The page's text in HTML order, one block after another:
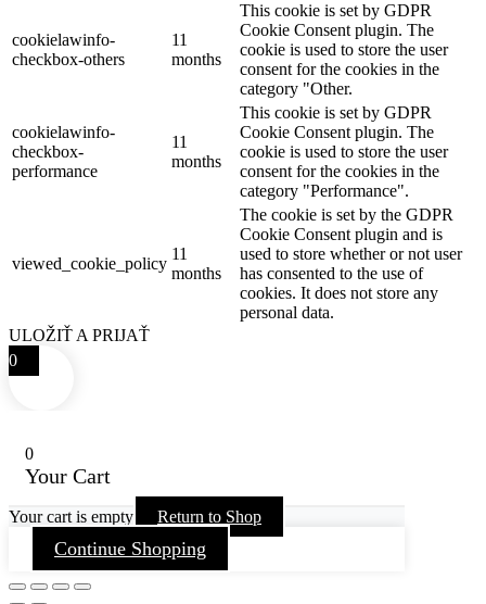
cookielawinfo-
checkbox-others
11
months
This cookie is set by GDPR
Cookie Consent plugin. The
cookie is used to store the user
consent for the cookies in the
category "Other.
cookielawinfo-
checkbox-
performance
11
months
This cookie is set by GDPR
Cookie Consent plugin. The
cookie is used to store the user
consent for the cookies in the
category "Performance".
viewed_cookie_policy
11
months
The cookie is set by the GDPR
Cookie Consent plugin and is
used to store whether or not user
has consented to the use of
cookies. It does not store any
personal data.
ULOŽIŤ A PRIJAŤ
0
0
Your Cart
Your cart is empty Return to Shop
Continue Shopping